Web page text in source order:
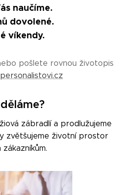
naučíme.
dovolené.
víkendy.
pošlete rovnou životopis
zábradlí a prodlužujeme
zvětšujeme životní prostor
zákazníkům.